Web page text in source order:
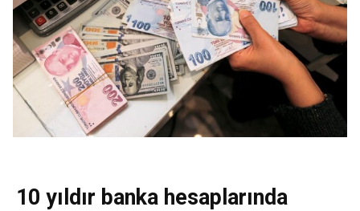
10 yıldır banka hesaplarında